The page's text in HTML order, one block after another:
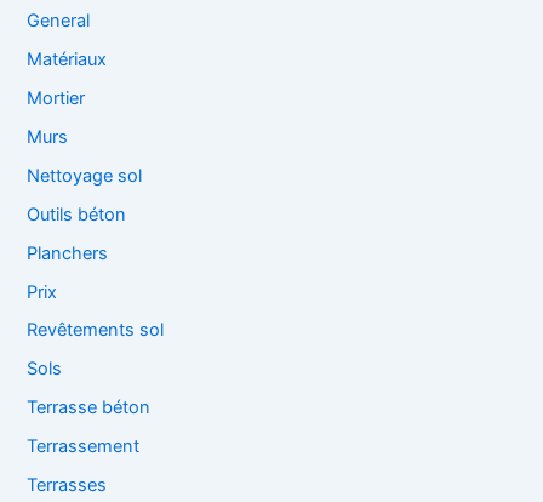
General
Matériaux
Mortier
Murs
Nettoyage sol
Outils béton
Planchers
Prix
Revêtements sol
Sols
Terrasse béton
Terrassement
Terrasses